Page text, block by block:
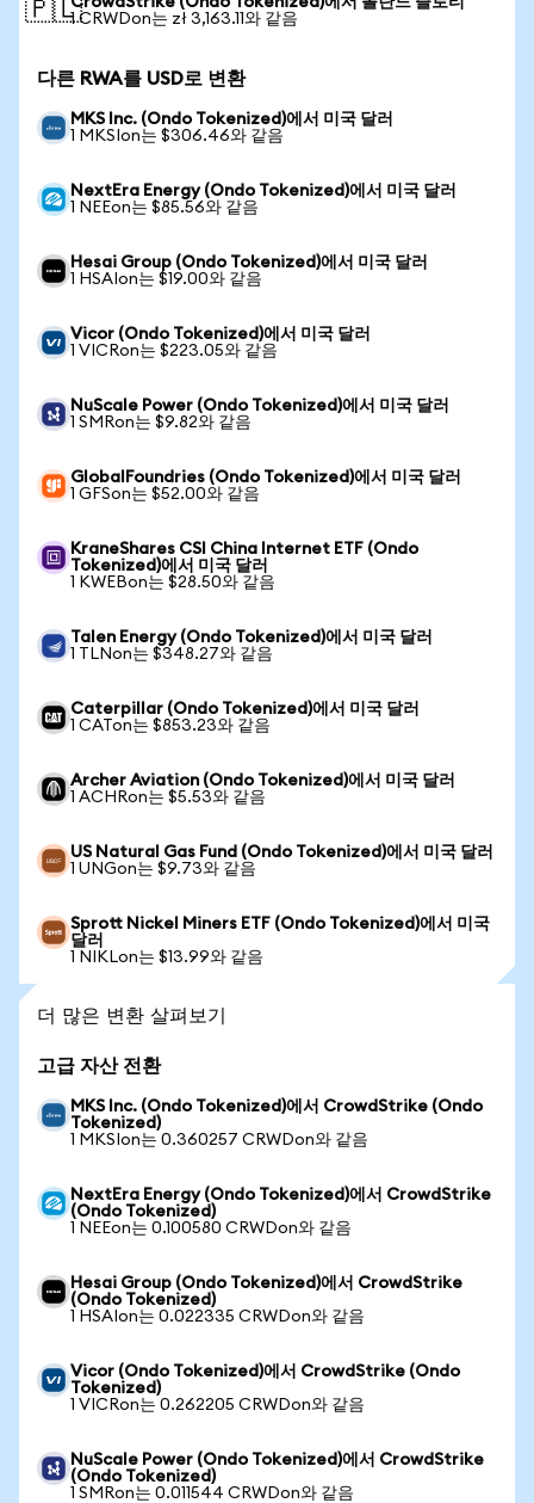
🇵🇱1 CRWDon는 zł 3,163.11와 같음
다른 RWA를 USD로 변환
MKS Inc. (Ondo Tokenized)에서 미국 달러
1 MKSIon는 $306.46와 같음
NextEra Energy (Ondo Tokenized)에서 미국 달러
1 NEEon는 $85.56와 같음
Hesai Group (Ondo Tokenized)에서 미국 달러
1 HSAIon는 $19.00와 같음
Vicor (Ondo Tokenized)에서 미국 달러
1 VICRon는 $223.05와 같음
NuScale Power (Ondo Tokenized)에서 미국 달러
1 SMRon는 $9.82와 같음
GlobalFoundries (Ondo Tokenized)에서 미국 달러
1 GFSon는 $52.00와 같음
KraneShares CSI China Internet ETF (Ondo
Tokenized)에서 미국 달러
1 KWEBon는 $28.50와 같음
Talen Energy (Ondo Tokenized)에서 미국 달러
1 TLNon는 $348.27와 같음
Caterpillar (Ondo Tokenized)에서 미국 달러
1 CATon는 $853.23와 같음
Archer Aviation (Ondo Tokenized)에서 미국 달러
1 ACHRon는 $5.53와 같음
US Natural Gas Fund (Ondo Tokenized)에서 미국 달러
1 UNGon는 $9.73와 같음
Sprott Nickel Miners ETF (Ondo Tokenized)에서 미국
달러
1 NIKLon는 $13.99와 같음
더 많은 변환 살펴보기
고급 자산 전환
MKS Inc. (Ondo Tokenized)에서 CrowdStrike (Ondo
Tokenized)
1 MKSIon는 0.360257 CRWDon와 같음
NextEra Energy (Ondo Tokenized)에서 CrowdStrike
(Ondo Tokenized)
1 NEEon는 0.100580 CRWDon와 같음
Hesai Group (Ondo Tokenized)에서 CrowdStrike
(Ondo Tokenized)
1 HSAIon는 0.022335 CRWDon와 같음
Vicor (Ondo Tokenized)에서 CrowdStrike (Ondo
Tokenized)
1 VICRon는 0.262205 CRWDon와 같음
NuScale Power (Ondo Tokenized)에서 CrowdStrike
(Ondo Tokenized)
1 SMRon는 0.011544 CRWDon와 같음